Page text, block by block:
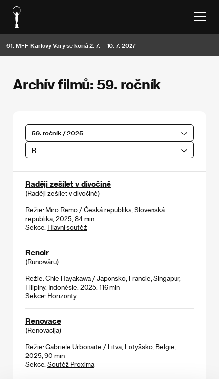
61. MFF Karlovy Vary se koná 2. 7. – 10. 7. 2027
Archív filmů: 59. ročník
59. ročník / 2025
R
Raději zešílet v divočině
(Raději zešílet v divočině)
Režie: Miro Remo / Česká republika, Slovenská
republika, 2025, 84 min
Sekce: Hlavní soutěž
Renoir
(Runowâru)
Režie: Chie Hayakawa / Japonsko, Francie, Singapur,
Filipíny, Indonésie, 2025, 116 min
Sekce: Horizonty
Renovace
(Renovacija)
Režie: Gabrielė Urbonaitė / Litva, Lotyšsko, Belgie,
2025, 90 min
Sekce: Soutěž Proxima